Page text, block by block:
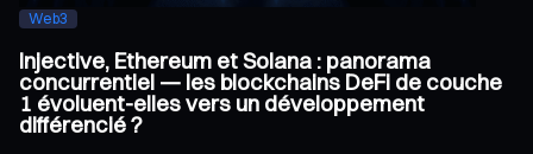
Web3
Injective, Ethereum et Solana : panorama
concurrentiel — les blockchains DeFi de couche
1 évoluent-elles vers un développement
différencié ?